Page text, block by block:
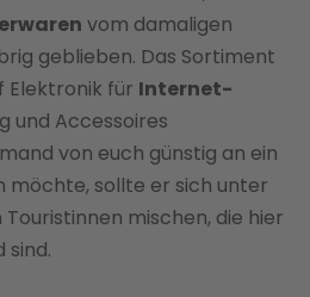
vom damaligen
geblieben. Das Sortiment
Elektronik für Internet-
und Accessoires
von euch günstig an ein
möchte, sollte er sich unter
mischen, die hier
sind.